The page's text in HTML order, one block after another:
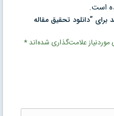
است.
برای “دانلود تحقیق مقاله
علامت‌گذاری شده‌اند*